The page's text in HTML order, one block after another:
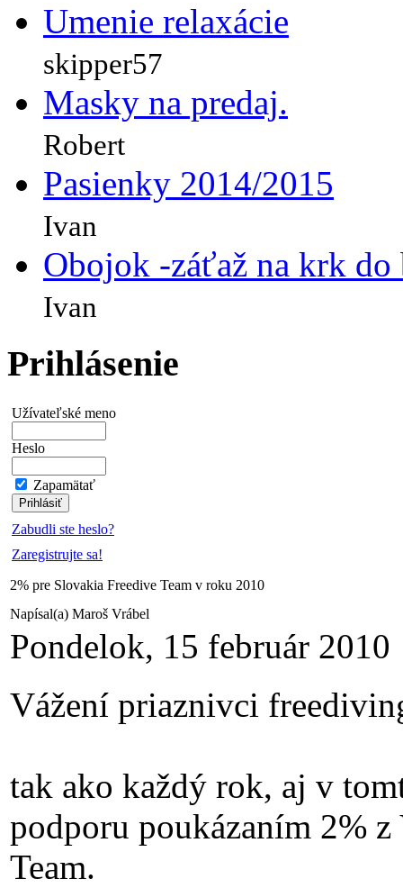
Umenie relaxácie
skipper57
Masky na predaj.
Robert
Pasienky 2014/2015
Ivan
Obojok -záťaž na krk do
Ivan
Prihlásenie
Užívateľské meno
Heslo
Zapamätať
Zabudli ste heslo?
Zaregistrujte sa!
2% pre Slovakia Freedive Team v roku 2010
Napísal(a) Maroš Vrábel
Pondelok, 15 február 2010
Vážení priaznivci
tak ako každý rok, aj v
podporu poukázaním 2%
Team.